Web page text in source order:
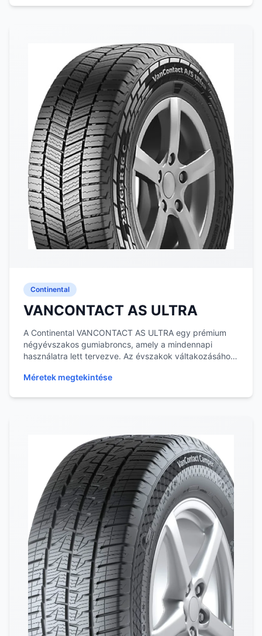
Continental
VANCONTACT AS ULTRA
A Continental VANCONTACT AS ULTRA egy prémium
négyévszakos gumiabroncs, amely a mindennapi
használatra lett tervezve. Az évszakok váltakozásához
Méretek megtekintése